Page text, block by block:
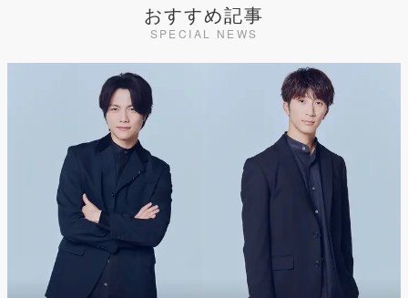
おすすめ記事
SPECIAL NEWS